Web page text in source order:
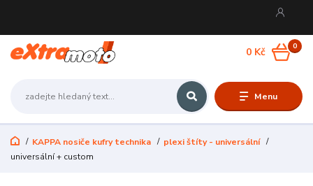
Menu
0
0 Kč
KAPPA nosiče kufry technika
plexi štíty - universální
universální + custom